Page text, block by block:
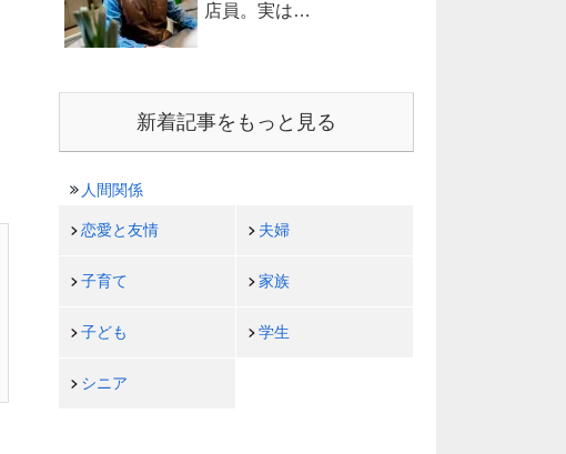
店員。実は…
新着記事をもっと見る
人間関係
恋愛と友情 夫婦
子育て 家族
子ども 学生
シニア